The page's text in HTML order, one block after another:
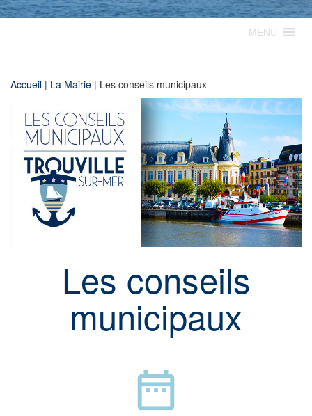
MENU
Accueil | La Mairie | Les conseils municipaux
Les conseils
municipaux
date_range